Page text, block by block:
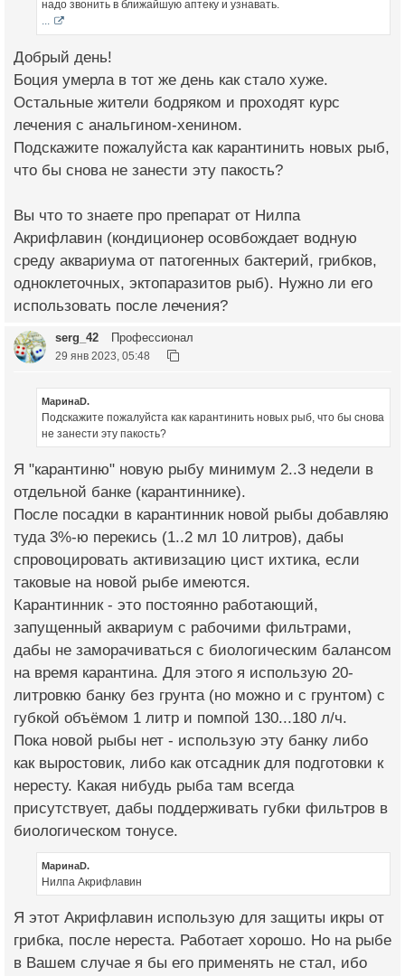
надо звонить в ближайшую аптеку и узнавать.
...
Добрый день!
Боция умерла в тот же день как стало хуже.
Остальные жители бодряком и проходят курс
лечения с анальгином-хенином.
Подскажите пожалуйста как карантинить новых рыб,
что бы снова не занести эту пакость?
Вы что то знаете про препарат от Нилпа
Акрифлавин (кондиционер осовбождает водную
среду аквариума от патогенных бактерий, грибков,
одноклеточных, эктопаразитов рыб). Нужно ли его
использовать после лечения?
serg_42 Профессионал
29 янв 2023, 05:48
МаринаD.
Подскажите пожалуйста как карантинить новых рыб, что бы снова
не занести эту пакость?
Я "карантиню" новую рыбу минимум 2..3 недели в
отдельной банке (карантиннике).
После посадки в карантинник новой рыбы добавляю
туда 3%-ю перекись (1..2 мл 10 литров), дабы
спровоцировать активизацию цист ихтика, если
таковые на новой рыбе имеются.
Карантинник - это постоянно работающий,
запущенный аквариум с рабочими фильтрами,
дабы не заморачиваться с биологическим балансом
на время карантина. Для этого я использую 20-
литровкю банку без грунта (но можно и с грунтом) с
губкой объёмом 1 литр и помпой 130...180 л/ч.
Пока новой рыбы нет - использую эту банку либо
как выростовик, либо как отсадник для подготовки к
нересту. Какая нибудь рыба там всегда
присутствует, дабы поддерживать губки фильтров в
биологическом тонусе.
МаринаD.
Нилпа Акрифлавин
Я этот Акрифлавин использую для защиты икры от
грибка, после нереста. Работает хорошо. Но на рыбе
в Вашем случае я бы его применять не стал, ибо